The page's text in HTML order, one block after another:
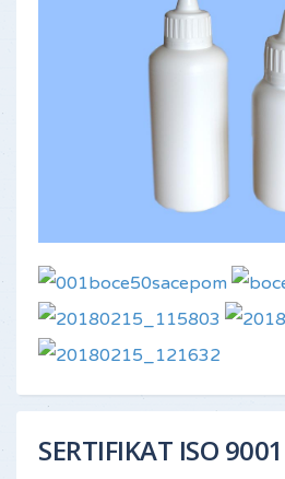
SERTIFIKAT ISO